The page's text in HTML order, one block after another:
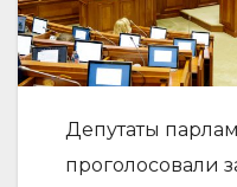
Депутаты
проголосовали